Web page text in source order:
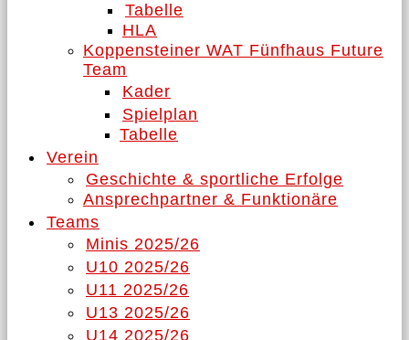
Tabelle
HLA
Koppensteiner WAT Fünfhaus Future
Team
Kader
Spielplan
Tabelle
Verein
Geschichte & sportliche Erfolge
Ansprechpartner & Funktionäre
Teams
Minis 2025/26
U10 2025/26
U11 2025/26
U13 2025/26
U14 2025/26